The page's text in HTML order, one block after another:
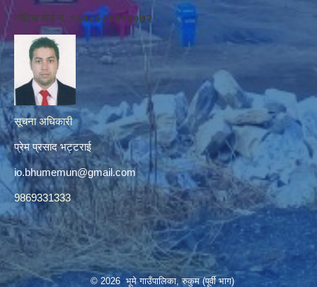
नोटिस बोर्ड नं. १६१८०८८४१३०७२
सूचना अधिकारी
प्रेम प्रसाद भट्टराई
io.bhumemun@gmail.com
9869331333
© 2026 भूमे गाउँपालिका, रुकुम (पूर्वी भाग)